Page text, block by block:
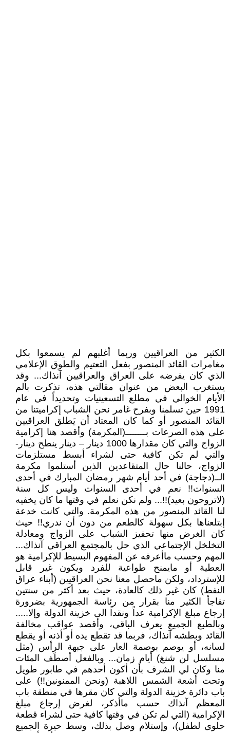
الكثير من العراقيين وربما أغلبهم لم يسمعوا بكل
مغامرات القائد المنصور بفعل التعتيم والطوق الإعلامي
الذي كان يفرضه على العراق والعراقيين آنذاك... وقد
يستغرب البعض من عنوان مقالتي هذه، تذكرت بألم
الأيام الخوالي في مطلع التسعينيات وتحديداً في عام
1991 حين تسلمنا وبفرح غامر نحن الشباب إكراميتنا من
القائد المنصور أو كما كان المعتاد أن يَطلق العراقيين
على هذه الصرعات بــــــــ(المكرمة) وأقصد هنا إكرامية
الزواج والتي كان مقدارها 1000 دينار – دينار ينطح دينار-
والتي لم تكن كافية حتى لشراء أبسط مستلزمات
الزواج، حالنا حال المتقاعدين الذين أستلموا مكرمة
الــ(دجاجة) في أحد أيام شهر رمضان المبارك في أحدى
السنوات!! نعم في أحدى السنوات وليس كل سنة
(لاتروحون بعيد)!!... ولم نكن نعلم في وقتها ما كان يخفيه
لنا القائد المنصور من هذه المكرمة. والتي كانت خدعة
إبتلعناها بكل سهولة كالطعم من دون أن ندري!! حيث
كان الغرض منها تحفيز الشباب على الزواج ومعادلة
التخلخل الإجتماعي الذي حل بالمجتمع العراقي آنذاك...
المهم وحسب ماأعرفه عن المفهوم البسيط للإكرامية هو
العطية أو مايمنح طواعية للفرد ويكون غير قابل
للإسترداد، ولكن ماحصل معنا نحن العراقيين (أبناء عراق
النفط) كان غير ذلك كالعادة، حيث بعد أكثر من سنتين
تفاجأ الكثير منا بقرار من رئاسة الجمهورية بضرورة
إرجاع مبلغ الإكرامية عداً ونقداً الى خزينة الدولة وإلا.....
وبالطبع الجميع يعرف الباقي، وأقصد عواقب مخالفة
القائد وبطشه آنذاك، فربما قد تقطع يده أو أذنه أو يقطع
لسانه، أو يوصم بوصمة العار على جبهة الرأس (مثل
مسلسل لن شنغ) أيام زمان... وبالفعل أصطَف المئات
منا وكان لي الشرف بأن أكون أحدهم في طابور طويل
وتحت أشعة الشمس اللاهبة (ونحن الممنونين!!) على
باب دائرة خزينة الدولة والتي كان مقرها في منطقة باب
المعظم آنذاك حسب ماأذكر، لغرض إرجاع مبلغ
الإكرامية (التي لم تكن في وقتها كافية حتى لشراء قطعة
حلوى لطفل)، وإستلام وصل بذلك، وسط حيرة الجميع